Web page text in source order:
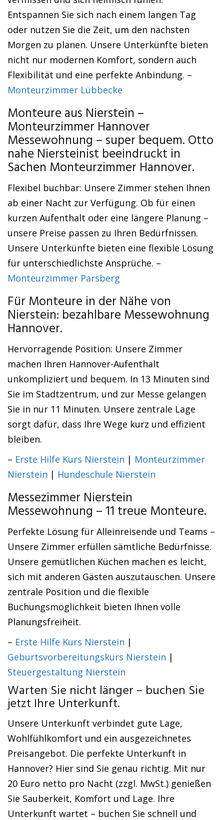
Entspannen Sie sich nach einem langen Tag
oder nutzen Sie die Zeit, um den nächsten
Morgen zu planen. Unsere Unterkünfte bieten
nicht nur modernen Komfort, sondern auch
Flexibilität und eine perfekte Anbindung. –
Monteurzimmer Lübbecke
Monteure aus Nierstein –
Monteurzimmer Hannover
Messewohnung – super bequem. Otto
nahe Niersteinist beeindruckt in
Sachen Monteurzimmer Hannover.
Flexibel buchbar: Unsere Zimmer stehen Ihnen
ab einer Nacht zur Verfügung. Ob für einen
kurzen Aufenthalt oder eine längere Planung –
unsere Preise passen zu Ihren Bedürfnissen.
Unsere Unterkünfte bieten eine flexible Lösung
für unterschiedlichste Ansprüche. –
Monteurzimmer Parsberg
Für Monteure in der Nähe von
Nierstein: bezahlbare Messewohnung
Hannover.
Hervorragende Position: Unsere Zimmer
machen Ihren Hannover-Aufenthalt
unkompliziert und bequem. In 13 Minuten sind
Sie im Stadtzentrum, und zur Messe gelangen
Sie in nur 11 Minuten. Unsere zentrale Lage
sorgt dafür, dass Ihre Wege kurz und effizient
bleiben.
– Erste Hilfe Kurs Nierstein | Monteurzimmer
Nierstein | Hundeschule Nierstein
Messezimmer Nierstein
Messewohnung – 11 treue Monteure.
Perfekte Lösung für Alleinreisende und Teams –
Unsere Zimmer erfüllen sämtliche Bedürfnisse.
Unsere gemütlichen Küchen machen es leicht,
sich mit anderen Gästen auszutauschen. Unsere
zentrale Position und die flexible
Buchungsmöglichkeit bieten Ihnen volle
Planungsfreiheit.
– Erste Hilfe Kurs Nierstein |
Geburtsvorbereitungskurs Nierstein |
Steuergestaltung Nierstein
Warten Sie nicht länger – buchen Sie
jetzt Ihre Unterkunft.
Unsere Unterkunft verbindet gute Lage,
Wohlfühlkomfort und ein ausgezeichnetes
Preisangebot. Die perfekte Unterkunft in
Hannover? Hier sind Sie genau richtig. Mit nur
20 Euro netto pro Nacht (zzgl. MwSt.) genießen
Sie Sauberkeit, Komfort und Lage. Ihre
Unterkunft wartet – buchen Sie schnell und